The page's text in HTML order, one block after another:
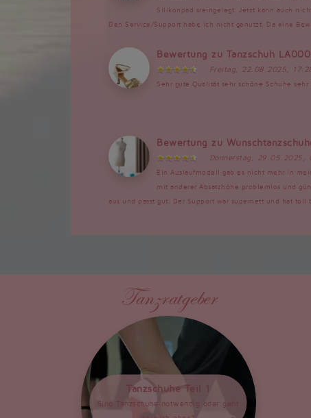
Silikonpad sreingelegt. Jetzt kann auch
Den Service/Support habe ich nicht genutzt. Da eine
Bewertung zu Tanzschuh
Freitag, 22.08.2025,
Sehr gute Qualität sehr schöne Schuhe sehr
Bewertung zu
Donnerstag, 29.05.2025,
Ein Auslaufmodell gab es nicht mehr in
mit anderer Absatzhöhe problemlos und
aus und passt gut. Der Support war supernett und hat toll
Tanzratgeber
Tanzschuhe Teil 1
Sind Tanzschuhe notwendig oder geht